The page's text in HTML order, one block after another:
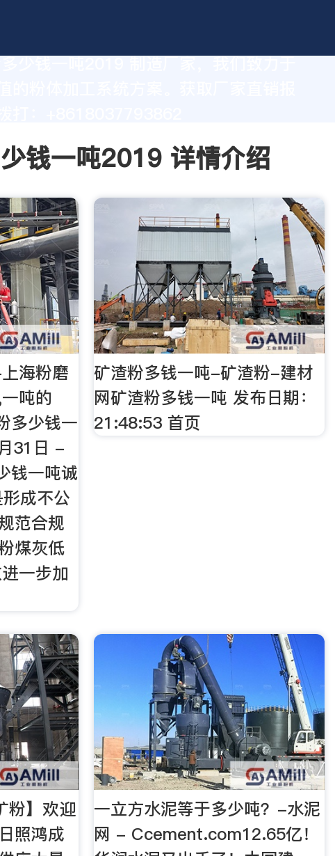
的粉体加工系统方案。获取厂家直销报
钱一吨2019 详情介绍
海粉磨
吨的
多少钱一
31日 -
钱一吨诚
成不公
范合规
煤灰低
一步加
矿渣粉多钱一吨-矿渣粉-建材
网矿渣粉多钱一吨 发布日期：
21:48:53 首页
粉】欢迎
照鸿成
一立方水泥等于多少吨？-水泥
网 - Ccement.com12.65亿！